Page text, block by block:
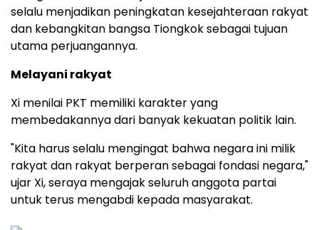
selalu menjadikan peningkatan kesejahteraan rakyat
dan kebangkitan bangsa Tiongkok sebagai tujuan
utama perjuangannya.
Melayani rakyat
Xi menilai PKT memiliki karakter yang
membedakannya dari banyak kekuatan politik lain.
"Kita harus selalu mengingat bahwa negara ini milik
rakyat dan rakyat berperan sebagai fondasi negara,"
ujar Xi, seraya mengajak seluruh anggota partai
untuk terus mengabdi kepada masyarakat.